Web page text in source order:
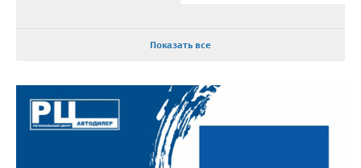
Показать все